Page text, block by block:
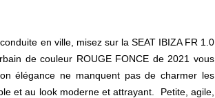
en ville, misez sur la SEAT IBIZA FR 1.0
de couleur ROUGE FONCE de 2021 vous
élégance ne manquent pas de charmer les
et au look moderne et attrayant. Petite, agile,